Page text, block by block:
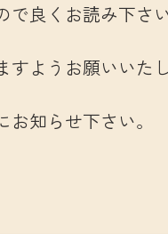
で良くお読み下さ
すようお願いいた
知らせ下さい。